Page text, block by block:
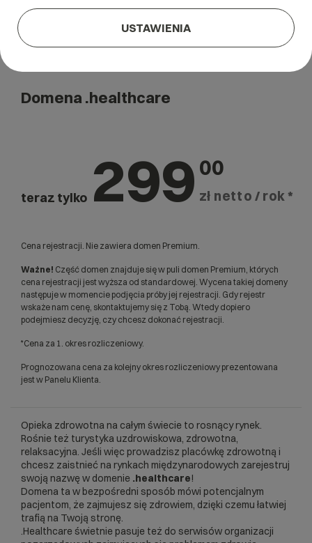
Domena .healthcare
teraz tylko 299 00
zł netto / rok *
Cena rejestracji. Nie zawiera domen Premium.
Ważne! Część domen znajduje się w puli domen Premium, których
cena rejestracji jest wyższa od standardowej. Wycena takiej domeny
następuje w momencie podjęcia próby jej rejestracji. Gdy rejestr
wskaże nam cenę, skontaktujemy się z Tobą. Wtedy dopiero
podejmiesz decyzję, czy chcesz dokonać rejestracji.
*Cena za 1. okres rozliczeniowy.
Prognozowana cena za kolejny okres rozliczeniowy prezentowana
jest w Panelu Klienta.
Opieka zdrowotna na całym świecie to rosnący rynek.
Rośnie też turystyka uzdrowiskowa, zdrowotna,
relaksacyjna. Jeśli więc prowadzisz placówkę zdrowotną i
chcesz zaistnieć na rynkach międzynarodowych zarejestruj
swoją nazwę w domenie .healthcare!
Domena ta w bezpośredni sposób mówi potencjalnym
pacjentom, że zajmujesz się zdrowiem, dzięki czemu łatwiej
trafią na Twoją stronę.
.Healthcare świetnie pasuje też do serwisów organizacji
USTAWIENIA